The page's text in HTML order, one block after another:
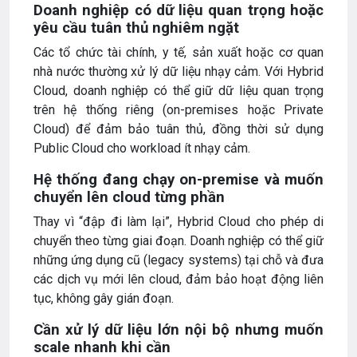
Doanh nghiệp có dữ liệu quan trọng hoặc
yêu cầu tuân thủ nghiêm ngặt
Các tổ chức tài chính, y tế, sản xuất hoặc cơ quan
nhà nước thường xử lý dữ liệu nhạy cảm. Với Hybrid
Cloud, doanh nghiệp có thể giữ dữ liệu quan trọng
trên hệ thống riêng (on-premises hoặc Private
Cloud) để đảm bảo tuân thủ, đồng thời sử dụng
Public Cloud cho workload ít nhạy cảm.
Hệ thống đang chạy on-premise và muốn
chuyển lên cloud từng phần
Thay vì “đập đi làm lại”, Hybrid Cloud cho phép di
chuyển theo từng giai đoạn. Doanh nghiệp có thể giữ
những ứng dụng cũ (legacy systems) tại chỗ và đưa
các dịch vụ mới lên cloud, đảm bảo hoạt động liên
tục, không gây gián đoạn.
Cần xử lý dữ liệu lớn nội bộ nhưng muốn
scale nhanh khi cần